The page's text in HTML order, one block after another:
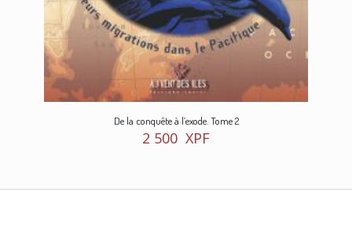
De la conquête à l’exode. Tome 2
2 500 XPF